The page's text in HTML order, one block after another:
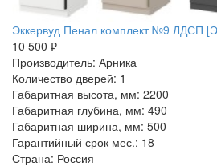
Эккервуд Пенал комплект №9 ЛДСП
10 500 ₽
Производитель: Арника
Количество дверей: 1
Габаритная высота, мм: 2200
Габаритная глубина, мм: 490
Габаритная ширина, мм: 500
Гарантийный срок мес.: 18
Страна: Россия